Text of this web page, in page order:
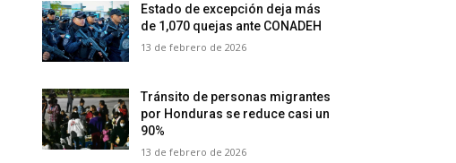
Estado de excepción deja más
de 1,070 quejas ante CONADEH
13 de febrero de 2026
Tránsito de personas migrantes
por Honduras se reduce casi un
90%
13 de febrero de 2026